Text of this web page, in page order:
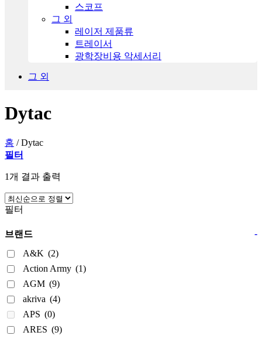
스코프
그 외
레이저 제품류
트레이서
광학장비용 악세서리
그 외
Dytac
홈 /Dytac
필터
1개 결과 출력
필터
브랜드
-
A&K (2)
Action Army (1)
AGM (9)
akriva (4)
APS (0)
ARES (9)